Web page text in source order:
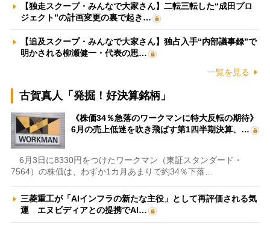
【独走スクープ・みんなで大家さん】二転三転した“成田プロ
ジェクト”の計画変更の裏で起き…
【追及スクープ・みんなで大家さん】独占入手“内部議事録”で
明かされる柳瀬健一・代表の思…
一覧を見る
古賀真人「発掘！好決算銘柄」
《株価34％急落のワークマンに特大反転の期待》
6月の売上低迷を吹き飛ばす第1四半期決算、…
6月3日に8330円をつけたワークマン（東証スタンダード・
7564）の株価は、わずか1カ月あまりで約34％下落…
三菱重工が「AIインフラの新たな主役」として再評価される気
運 エヌビディアとの提携でAI…